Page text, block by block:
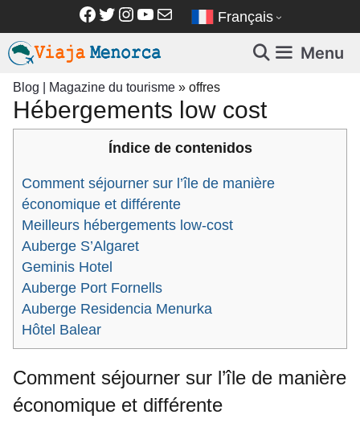
contenu
Facebook
Twitter
Instagram
YouTube
E-mail Français
Menu
Blog | Magazine du tourisme » offres
Hébergements low cost
Índice de contenidos
Comment séjourner sur l’île de manière
économique et différente
Meilleurs hébergements low-cost
Auberge S’Algaret
Geminis Hotel
Auberge Port Fornells
Auberge Residencia Menurka
Hôtel Balear
Comment séjourner sur l’île de manière
économique et différente